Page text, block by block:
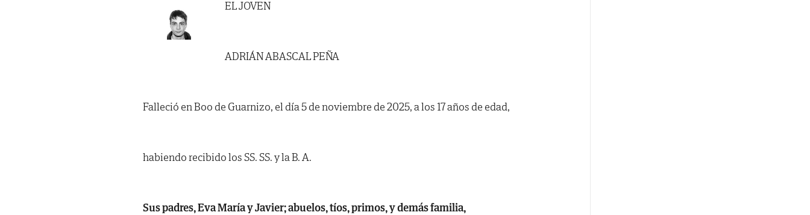
EL JOVEN
ADRIÁN ABASCAL PEÑA
Falleció en Boo de Guarnizo, el día 5 de noviembre de 2025, a los 17 años de edad,
habiendo recibido los SS. SS. y la B. A.
Sus padres, Eva María y Javier; abuelos, tíos, primos, y demás familia,